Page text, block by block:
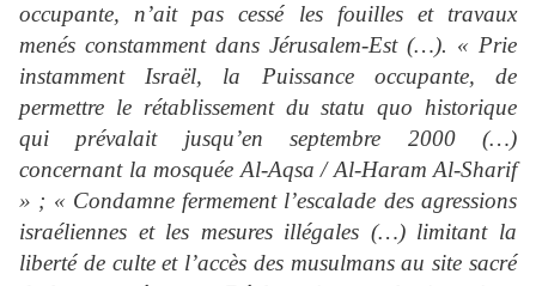
occupante, n’ait pas cessé
les fouilles et travaux
menés constamment dans Jérusalem-Est (…). « Prie
instamment Israël, la Puissance occupante, de
permettre le rétablissement du statu quo historique
qui prévalait jusqu’en septembre 2000 (…)
concernant la mosquée Al-Aqsa / Al-Haram Al-Sharif
» ; « Condamne fermement l’escalade des agressions
israéliennes et les mesures illégales (…) limitant la
liberté de culte et l’accès des musulmans au site sacré